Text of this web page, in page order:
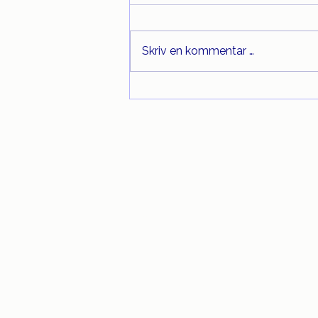
Skriv en kommentar …